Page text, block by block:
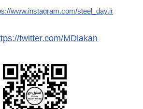
www.instagram.com/steel_day.ir
twitter.com/MDlakan